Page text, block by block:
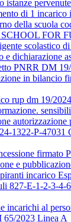
istanze
di 1 incarico
della scuola
SCHOOL FOR
scolastico
e dichiarazione
PNRR DM
in bilancio
rup dm 19/2024
autorizzazione
1322-P-47031
firmato
e
incarico
827-E-1-2-3-4-
incarichi al
65/2023 Linea A